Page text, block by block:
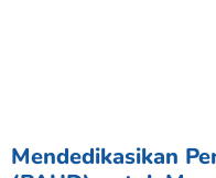
Mendedikasikan